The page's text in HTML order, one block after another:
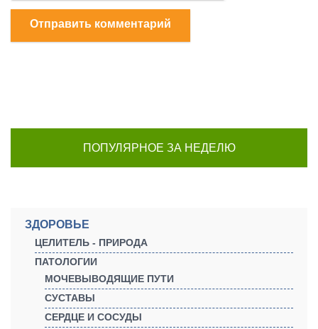
Отправить комментарий
ПОПУЛЯРНОЕ ЗА НЕДЕЛЮ
ЗДОРОВЬЕ
ЦЕЛИТЕЛЬ - ПРИРОДА
ПАТОЛОГИИ
МОЧЕВЫВОДЯЩИЕ ПУТИ
СУСТАВЫ
СЕРДЦЕ И СОСУДЫ